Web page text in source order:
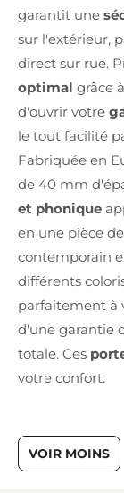
garantit une
sur l'extérieur,
direct sur rue.
optimal grâce
d'ouvrir votre
le tout facilité
Fabriquée en
de 40 mm
et phonique
en une pièce
contemporain
différents
parfaitement à
d'une garantie
totale. Ces
votre confort.
VOIR MOINS